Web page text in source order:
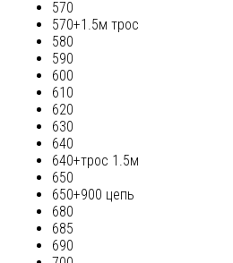
570
570+1.5м трос
580
590
600
610
620
630
640
640+трос 1.5м
650
650+900 цепь
680
685
690